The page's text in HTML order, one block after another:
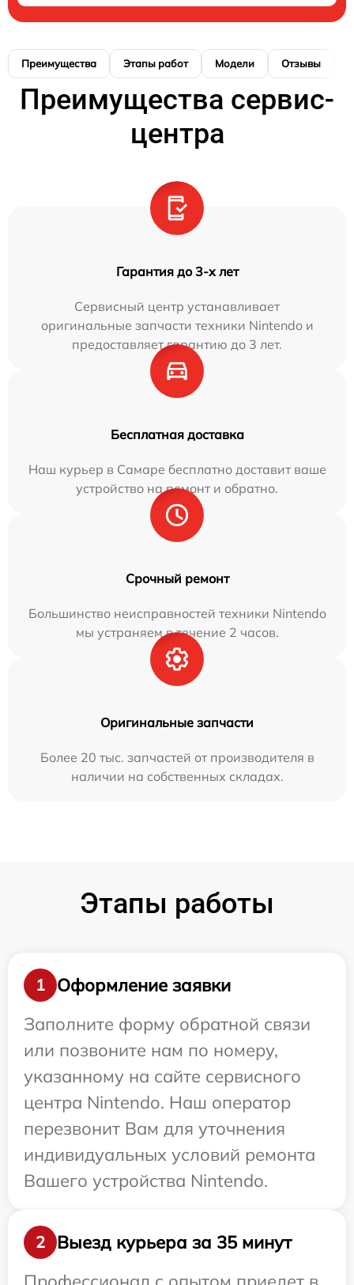
Преимущества Этапы работ Модели Отзывы
Преимущества сервис-
центра
Гарантия до 3-х лет
Сервисный центр устанавливает
оригинальные запчасти техники Nintendo и
предоставляет гарантию до 3 лет.
Бесплатная доставка
Наш курьер в Самаре бесплатно доставит ваше
устройство на ремонт и обратно.
Срочный ремонт
Большинство неисправностей техники Nintendo
мы устраняем в течение 2 часов.
Оригинальные запчасти
Более 20 тыс. запчастей от производителя в
наличии на собственных складах.
Этапы работы
1
Оформление заявки
Заполните форму обратной связи
или позвоните нам по номеру,
указанному на сайте сервисного
центра Nintendo. Наш оператор
перезвонит Вам для уточнения
индивидуальных условий ремонта
Вашего устройства Nintendo.
2
Выезд курьера за 35 минут